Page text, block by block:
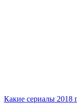
Какие сериалы 2018